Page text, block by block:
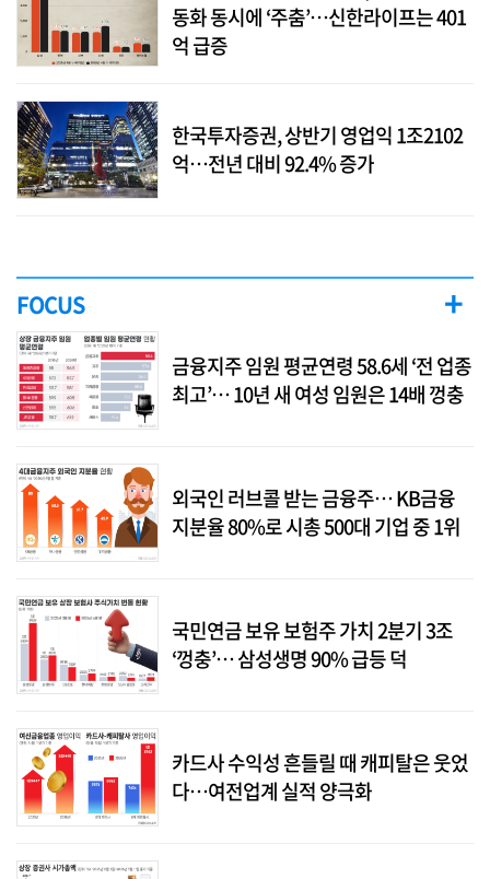
동화 동시에 ‘주춤’…신한라이프는 401
억 급증
한국투자증권, 상반기 영업익 1조2102
억…전년 대비 92.4% 증가
FOCUS +
금융지주 임원 평균연령 58.6세 ‘전 업종
최고’… 10년 새 여성 임원은 14배 껑충
외국인 러브콜 받는 금융주… KB금융
지분율 80%로 시총 500대 기업 중 1위
국민연금 보유 보험주 가치 2분기 3조
‘껑충’… 삼성생명 90% 급등 덕
카드사 수익성 흔들릴 때 캐피탈은 웃었
다…여전업계 실적 양극화